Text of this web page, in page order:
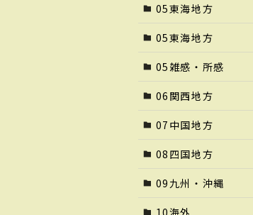
05東海地方
05東海地方
05雑感・所感
06関西地方
07中国地方
08四国地方
09九州・沖縄
10海外